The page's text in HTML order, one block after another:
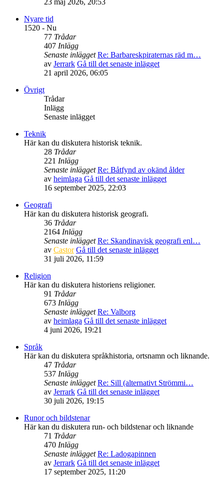
23 maj 2026, 20:53
Nyare tid
1520 - Nu
77 Trådar
407 Inlägg
Senaste inlägget Re: Barbareskpiraternas räd m…
av Jerrark Gå till det senaste inlägget
21 april 2026, 06:05
Övrigt
Trådar
Inlägg
Senaste inlägget
Teknik
Här kan du diskutera historisk teknik.
28 Trådar
221 Inlägg
Senaste inlägget Re: Båtfynd av okänd ålder
av heimlaga Gå till det senaste inlägget
16 september 2025, 22:03
Geografi
Här kan du diskutera historisk geografi.
36 Trådar
2164 Inlägg
Senaste inlägget Re: Skandinavisk geografi enl…
av Castor Gå till det senaste inlägget
31 juli 2026, 11:59
Religion
Här kan du diskutera historiens religioner.
91 Trådar
673 Inlägg
Senaste inlägget Re: Valborg
av heimlaga Gå till det senaste inlägget
4 juni 2026, 19:21
Språk
Här kan du diskutera språkhistoria, ortsnamn och liknande.
47 Trådar
537 Inlägg
Senaste inlägget Re: Sill (alternativt Strömmi…
av Jerrark Gå till det senaste inlägget
30 juli 2026, 19:15
Runor och bildstenar
Här kan du diskutera run- och bildstenar och liknande
71 Trådar
470 Inlägg
Senaste inlägget Re: Ladogapinnen
av Jerrark Gå till det senaste inlägget
17 september 2025, 11:20